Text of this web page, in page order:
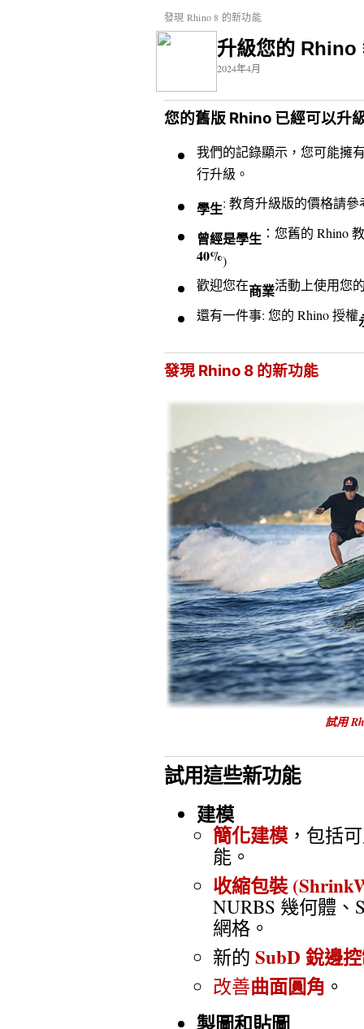
發現 Rhino 8 的新功能
升級您的 Rhino
2024年4月
您的舊版 Rhino 已經可以升
我們的記錄顯示，您可能擁
行升級。
學生: 教育升級版的價格請參
曾經是學生 ：您舊的 Rhino
40%)
歡迎您在商業活動上使用您
還有一件事: 您的 Rhino 授權
發現 Rhino 8 的新功能
試用
試用這些新功能
建模
簡化建模 ，包括
能。
收縮包裝
NURBS 幾何體、
網格。
新的 SubD 銳邊
改善曲面圓角 。
製圖和貼圖